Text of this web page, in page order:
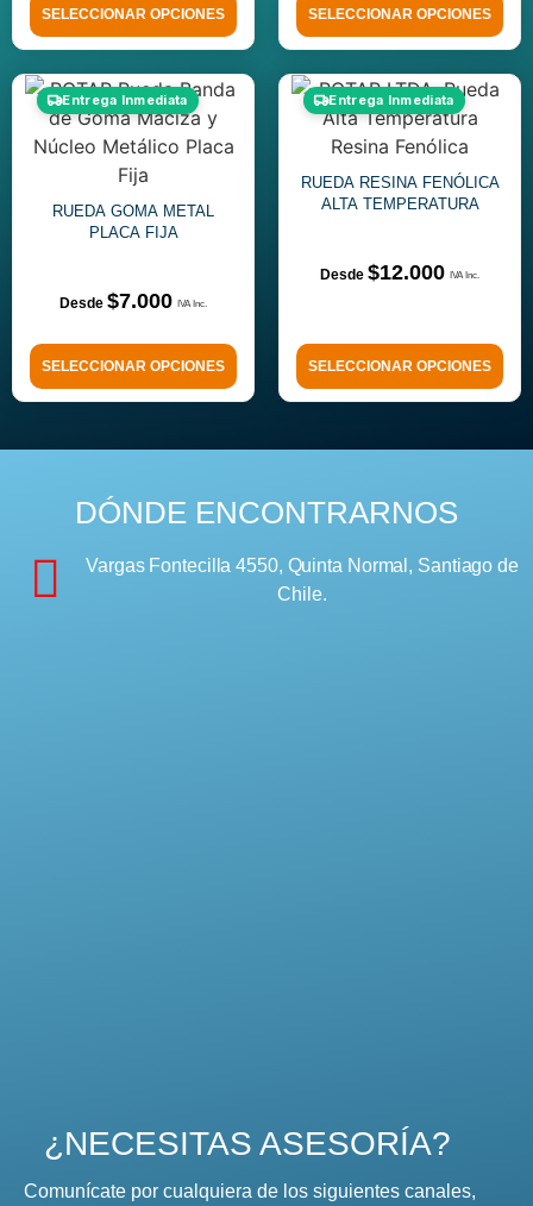
SELECCIONAR OPCIONES SELECCIONAR OPCIONES
Entrega Inmediata
RUEDA GOMA METAL
PLACA FIJA
$7.000
SELECCIONAR OPCIONES
Entrega Inmediata
RUEDA RESINA FENÓLICA
ALTA TEMPERATURA
$12.000
SELECCIONAR OPCIONES
DÓNDE ENCONTRARNOS
Vargas Fontecilla 4550, Quinta Normal, Santiago de
Chile.
¿NECESITAS ASESORÍA?
Comunícate por cualquiera de los siguientes canales,